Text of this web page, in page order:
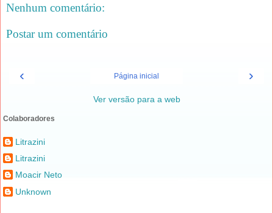
Nenhum comentário:
Postar um comentário
‹ ›
Página inicial
Ver versão para a web
Colaboradores
Litrazini
Litrazini
Moacir Neto
Unknown